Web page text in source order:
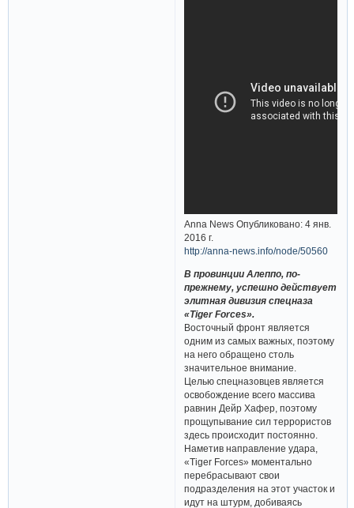
Anna News Опубликовано: 4 янв.
2016 г.
http://anna-news.info/node/50560
В провинции Алеппо, по-
прежнему, успешно действует
элитная дивизия спецназа
«Tiger Forces».
Восточный фронт является
одним из самых важных, поэтому
на него обращено столь
значительное внимание.
Целью спецназовцев является
освобождение всего массива
равнин Дейр Хафер, поэтому
прощупывание сил террористов
здесь происходит постоянно.
Наметив направление удара,
«Tiger Forces» моментально
перебрасывают свои
подразделения на этот участок и
идут на штурм, добиваясь